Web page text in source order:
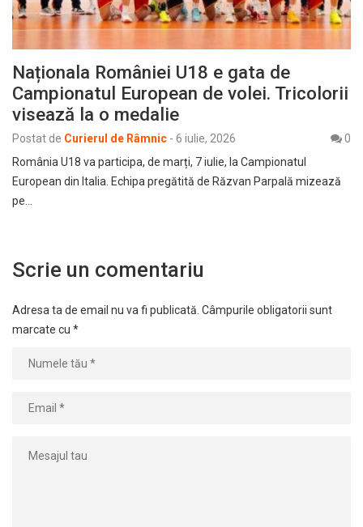
Naționala României U18 e gata de
Campionatul European de volei. Tricolorii
visează la o medalie
Postat de Curierul de Râmnic - 6 iulie, 2026
0
România U18 va participa, de marți, 7 iulie, la Campionatul
European din Italia. Echipa pregătită de Răzvan Parpală mizează
pe…
Scrie un comentariu
Adresa ta de email nu va fi publicată. Câmpurile obligatorii sunt
marcate cu *